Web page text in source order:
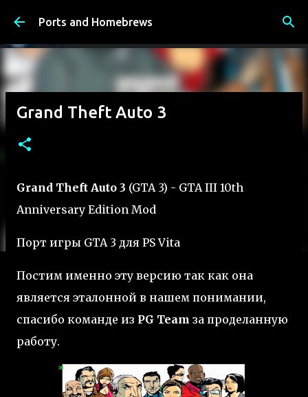
К основному контенту
Ports and Homebrews
Grand Theft Auto 3
Grand Theft Auto 3 (GTA 3) - GTA III 10th
Anniversary Edition Mod
Порт игры GTA 3 для PS Vita
Постим именно эту версию так как она
является эталонной в нашем понимании,
спасибо команде из PG Team за проделанную
работу.